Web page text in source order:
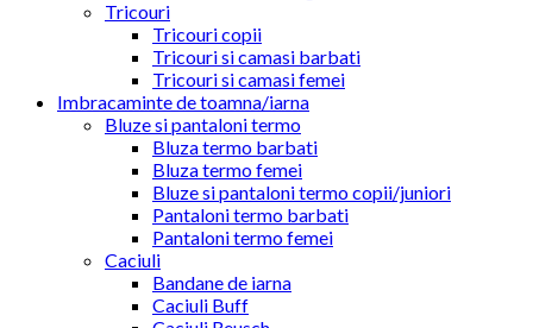
Tricouri
Tricouri copii
Tricouri si camasi barbati
Tricouri si camasi femei
Imbracaminte de toamna/iarna
Bluze si pantaloni termo
Bluza termo barbati
Bluza termo femei
Bluze si pantaloni termo copii/juniori
Pantaloni termo barbati
Pantaloni termo femei
Caciuli
Bandane de iarna
Caciuli Buff